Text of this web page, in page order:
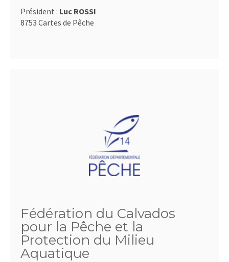
Président : Luc ROSSI
8753 Cartes de Pêche
Fédération du Calvados
pour la Pêche et la
Protection du Milieu
Aquatique